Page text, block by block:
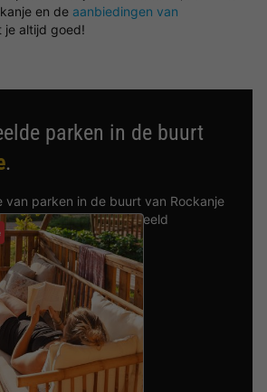
en de aanbiedingen van
je altijd goed!
parken in de buurt
.
van parken in de buurt van Rockanje
als beste zijn beoordeeld